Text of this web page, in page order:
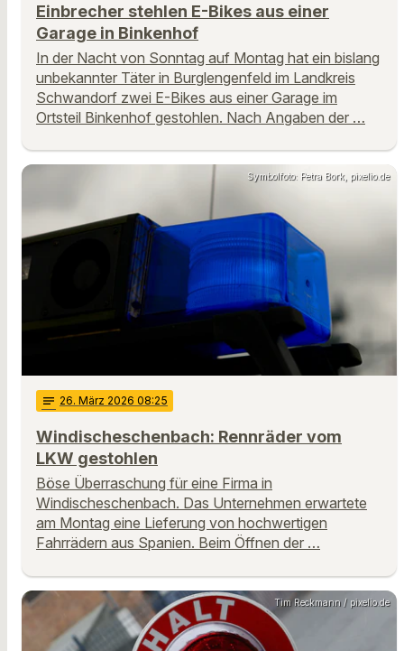
Einbrecher stehlen E-Bikes aus einer
Garage in Binkenhof
In der Nacht von Sonntag auf Montag hat ein bislang
unbekannter Täter in Burglengenfeld im Landkreis
Schwandorf zwei E-Bikes aus einer Garage im
Ortsteil Binkenhof gestohlen. Nach Angaben der …
Symbolfoto: Petra Bork, pixelio.de
notes 26. März 2026 08:25
Windischeschenbach: Rennräder vom
LKW gestohlen
Böse Überraschung für eine Firma in
Windischeschenbach. Das Unternehmen erwartete
am Montag eine Lieferung von hochwertigen
Fahrrädern aus Spanien. Beim Öffnen der …
Tim Reckmann / pixelio.de